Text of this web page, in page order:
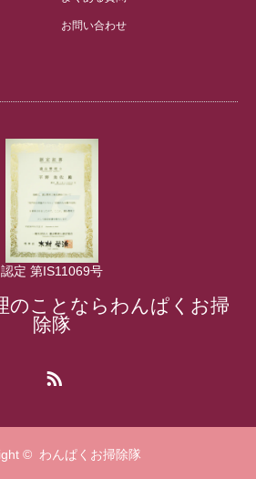
お問い合わせ
認定 第IS11069号
のことならわんぱくお掃
除隊
© わんぱくお掃除隊